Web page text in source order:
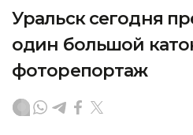
Уральск сегодня
один большой
фоторепортаж